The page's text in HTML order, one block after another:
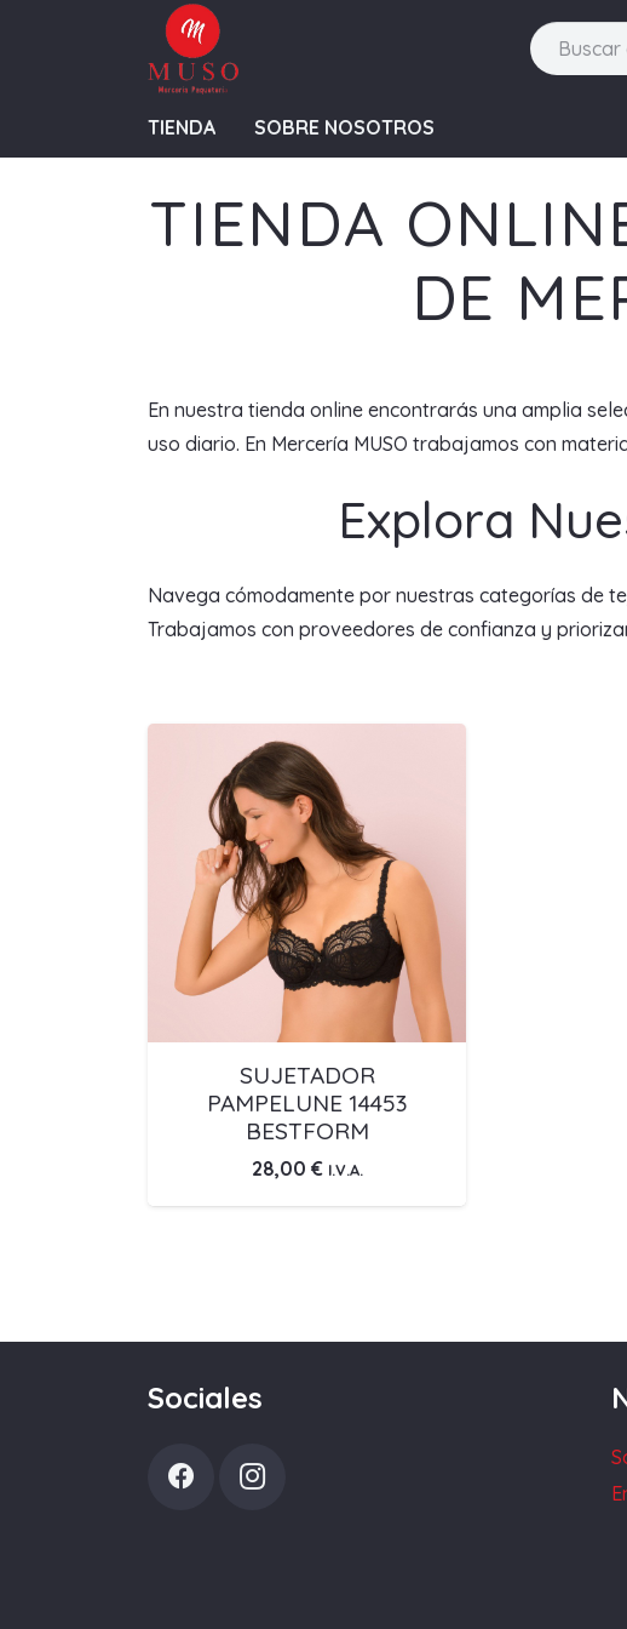
TIENDA SOBRE NOSOTROS
TIENDA
DE
En nuestra tienda online encontrarás una amplia
uso diario. En Mercería MUSO trabajamos con
Explora
Navega cómodamente por nuestras categorías de
Trabajamos con proveedores de confianza y
SUJETADOR
PAMPELUNE 14453
BESTFORM
28,00 € I.V.A.
Sociales